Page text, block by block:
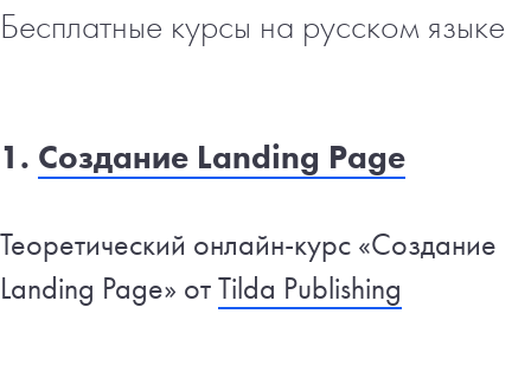
Бесплатные курсы на русском языке
1. Создание Landing Page
Теоретический онлайн-курс «Создание
Landing Page» отTilda Publishing